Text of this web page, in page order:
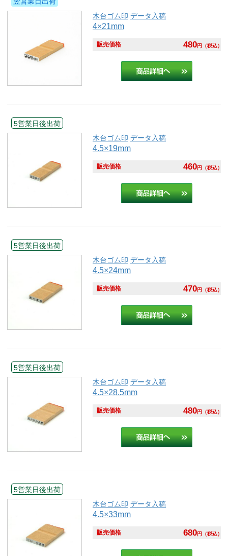
木台ゴム印 データ入稿
4×21mm
販売価格 480円 （税込）
5営業日後出荷
木台ゴム印 データ入稿
4.5×19mm
販売価格 460円 （税込）
5営業日後出荷
木台ゴム印 データ入稿
4.5×24mm
販売価格 470円 （税込）
5営業日後出荷
木台ゴム印 データ入稿
4.5×28.5mm
販売価格 480円 （税込）
5営業日後出荷
木台ゴム印 データ入稿
4.5×33mm
販売価格 680円 （税込）